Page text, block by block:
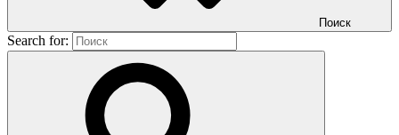
Поиск
Search for: